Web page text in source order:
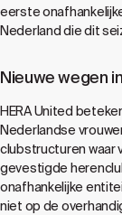
eerste
Nederland die dit
Nieuwe wegen
HERA United
Nederlandse
clubstructuren waar
gevestigde
onafhankelijke
niet op de